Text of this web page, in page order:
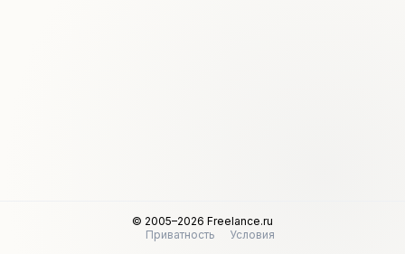
© 2005–2026 Freelance.ru
Приватность
Условия